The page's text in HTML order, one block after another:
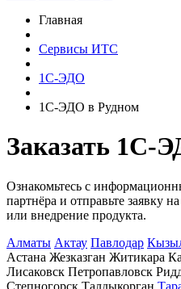
Главная
Сервисы ИТС
1С-ЭДО
1С-ЭДО в Рудном
Заказать 1С-
Ознакомьтесь с
партнёра и отправьте заявку
или внедрение продукта.
Алматы Актау Павлодар
Астана Жезказган Житикара
Лисаковск Петропавловск
Степногорск Талдыкорган